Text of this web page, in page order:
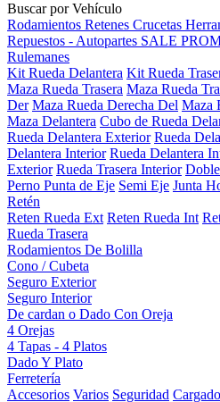
Buscar por Vehículo
Rodamientos Retenes Crucetas
Repuestos - Autopartes SALE
Rulemanes
Kit Rueda Delantera Kit Rueda
Maza Rueda Trasera Maza Rueda
Der Maza Rueda Derecha Del Maza
Maza Delantera Cubo de Rueda
Rueda Delantera Exterior Rueda
Delantera Interior Rueda Delantera
Exterior Rueda Trasera Interior
Perno Punta de Eje Semi Eje Junta
Retén
Reten Rueda Ext Reten Rueda Int
Rueda Trasera
Rodamientos De Bolilla
Cono / Cubeta
Seguro Exterior
Seguro Interior
De cardan o Dado Con Oreja
4 Orejas
4 Tapas - 4 Platos
Dado Y Plato
Ferretería
Accesorios Varios Seguridad